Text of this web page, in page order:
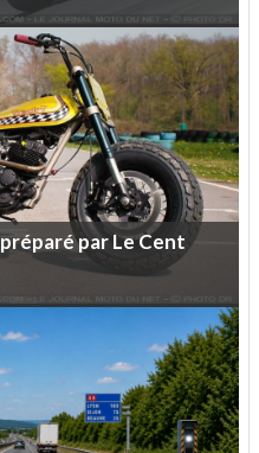
préparéparLeCent